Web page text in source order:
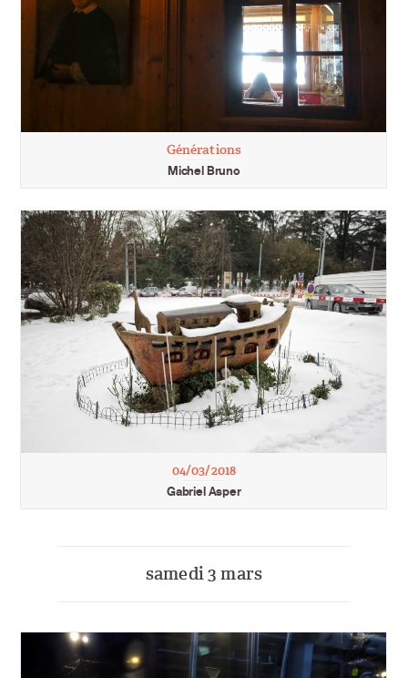
Générations
Michel Bruno
04/03/2018
Gabriel Asper
samedi 3 mars